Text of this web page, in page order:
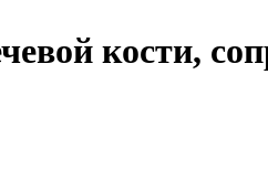
кости,